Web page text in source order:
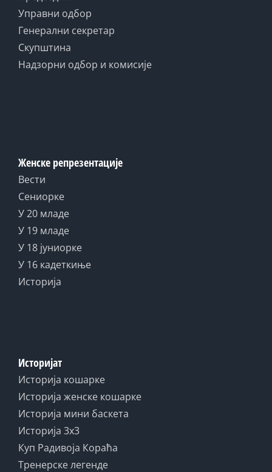
Управни одбор
Генерални секретар
Скупштина
Надзорни одбор и комисије
Женске репрезентације
Вести
Сениорке
У 20 младе
У 19 младе
У 18 јуниорке
У 16 кадеткиње
Историја
Историјат
Историја кошарке
Историја женске кошарке
Историја мини баскета
Историја 3x3
Куп Радивоја Кораћа
Тренерске легенде